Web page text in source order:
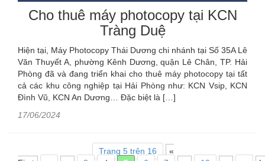
Cho thuê máy photocopy tại KCN
Tràng Duệ
Hiện tại, Máy Photocopy Thái Dương chi nhánh tại Số 35A Lê
Văn Thuyết A, phường Kênh Dương, quận Lê Chân, TP. Hải
Phòng đã và đang triển khai cho thuê máy photocopy tại tất
cả các khu công nghiệp tại Hải Phòng như: KCN Vsip, KCN
Đình Vũ, KCN An Dương… Đặc biệt là […]
17/06/2024
Trang 5 trên 16
«